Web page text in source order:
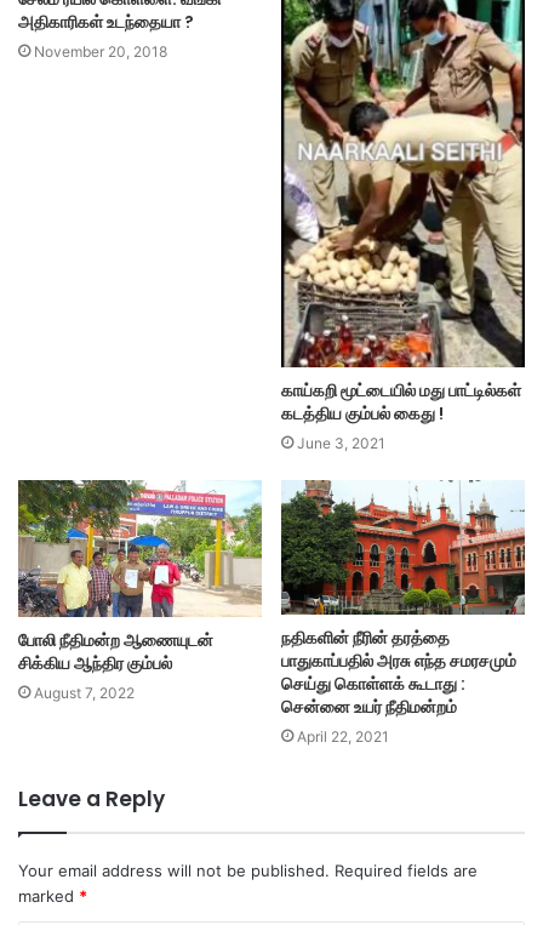
அதிகாரிகள் உடந்தையா ?
November 20, 2018
காய்கறி மூட்டையில் மது பாட்டில்கள்
கடத்திய கும்பல் கைது !
June 3, 2021
போலி நீதிமன்ற ஆணையுடன்
சிக்கிய ஆந்திர கும்பல்
August 7, 2022
நதிகளின் நீரின் தரத்தை
பாதுகாப்பதில் அரசு எந்த சமரசமும்
செய்து கொள்ளக் கூடாது :
சென்னை உயர் நீதிமன்றம்
April 22, 2021
Leave a Reply
Your email address will not be published. Required fields are
marked *